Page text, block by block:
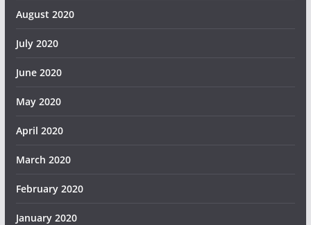
August 2020
July 2020
June 2020
May 2020
April 2020
March 2020
February 2020
January 2020